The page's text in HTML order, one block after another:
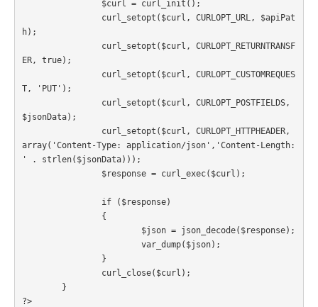
h);
ER, true);
T, 'PUT');
$jsonData);
array('Content-Type: application/json','Content-Length:
' . strlen($jsonData)));
?>